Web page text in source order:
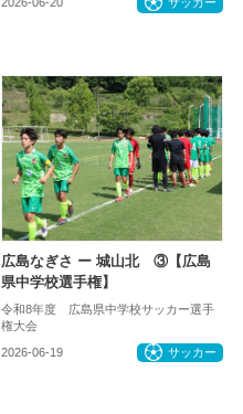
2026-06-20 サッカー
広島なぎさ ー 城山北 ③【広島
県中学校選手権】
令和8年度 広島県中学校サッカー選手
権大会
2026-06-19 サッカー